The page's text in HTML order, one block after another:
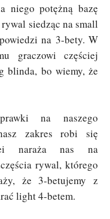
niego potężną bazę
siedząc na small
na 3-bety. W
graczowi częściej
blinda, bo wiemy, że
na naszego
zakres robi się
naraża nas na
rywal, którego
że 3-betujemy z
light 4-betem.